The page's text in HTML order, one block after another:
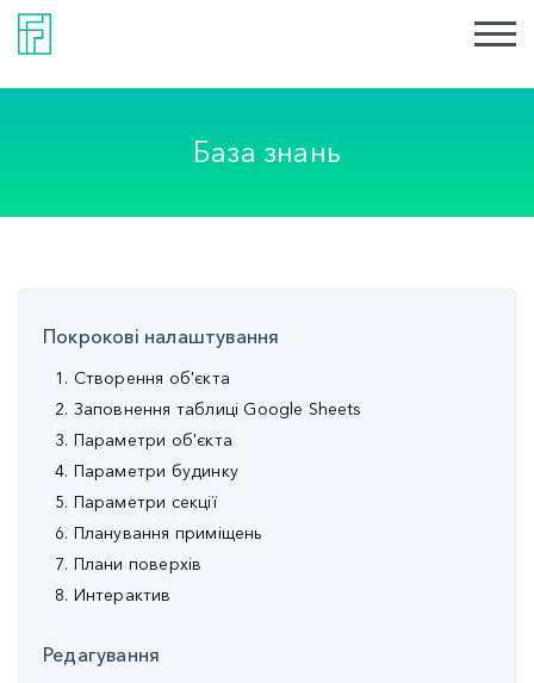
База знань
Покрокові налаштування
1. Створення об'єкта
2. Заповнення таблиці Google Sheets
3. Параметри об'єкта
4. Параметри будинку
5. Параметри секції
6. Планування приміщень
7. Плани поверхів
8. Интерактив
Редагування